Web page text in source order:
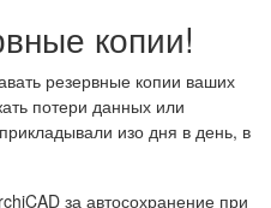
копии!
резервные копии ваших
потери данных или
изо дня в день, в
за автосохранение при